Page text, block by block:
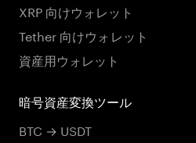
XRP 向けウォレット
Tether 向けウォレット
資産用ウォレット
暗号資産変換ツール
BTC → USDT